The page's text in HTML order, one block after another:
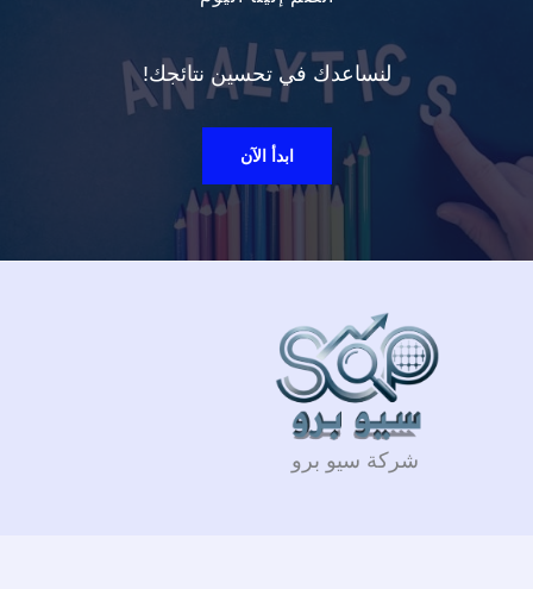
لنساعدك في تحسين نتائجك!
ابدأ الآن
شركة سيو برو